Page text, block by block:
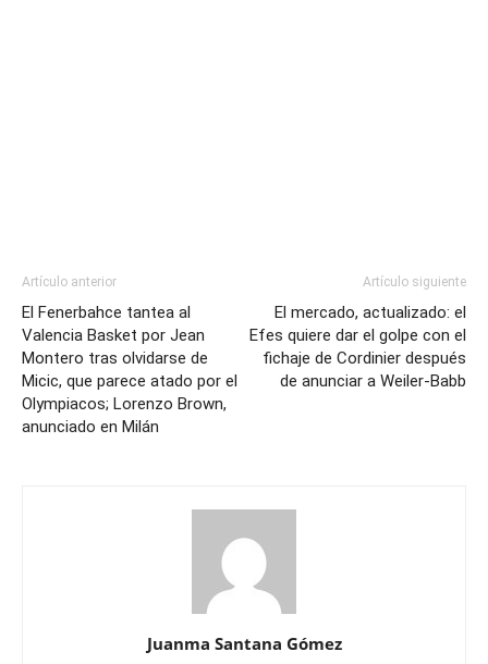
Artículo anterior
El Fenerbahce tantea al
Valencia Basket por Jean
Montero tras olvidarse de
Micic, que parece atado por el
Olympiacos; Lorenzo Brown,
anunciado en Milán
Artículo siguiente
El mercado, actualizado: el
Efes quiere dar el golpe con el
fichaje de Cordinier después
de anunciar a Weiler-Babb
Juanma Santana Gómez